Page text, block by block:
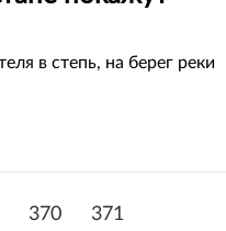
в степь, на берег реки
370 371